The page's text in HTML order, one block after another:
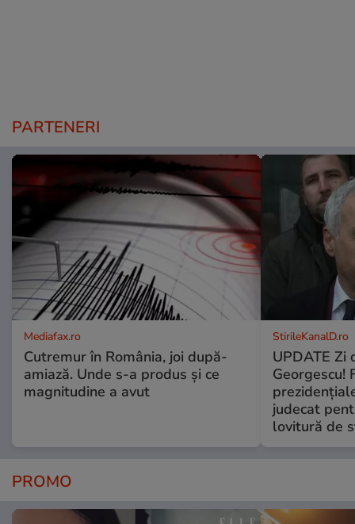
PARTENERI
Mediafax.ro
Cutremur în România, joi după-
amiază. Unde s-a produs și ce
magnitudine a avut
StirileKanalD.ro
UPDATE Zi
Georgescu!
judecat
lovitură de
PROMO